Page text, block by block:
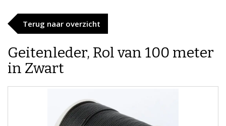
Terug naar overzicht
Geitenleder, Rol van 100 meter
in Zwart